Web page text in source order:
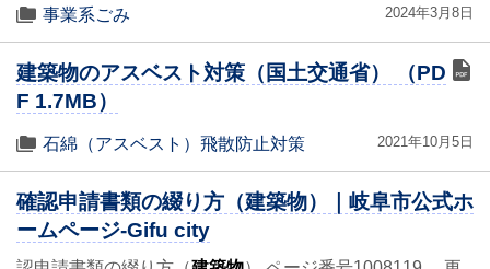
事業系ごみ
2024年3月8日
建築物のアスベスト対策（国土交通省） （PD
F 1.7MB）
石綿（アスベスト）飛散防止対策 2021年10月5日
確認申請書類の綴り方（建築物）｜岐阜市公式ホ
ームページ-Gifu city